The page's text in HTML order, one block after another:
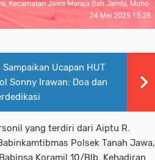
Ucapan HUT
Sonny Irawan: Doa dan
yang terdiri dari Aiptu R.
Polsek Tanah Jawa,
Koramil 10/Blb. Kehadiran